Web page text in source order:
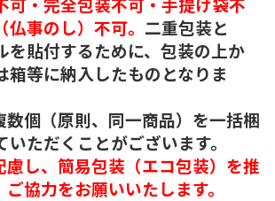
事のし）不可。 二重包装と
を貼付するために、包装の上か
箱等に納入したものとなりま
数個（原則、同一商品）を一括梱
ただくことがございます。
慮し、簡易包装（エコ包装）を推
協力をお願いいたします。